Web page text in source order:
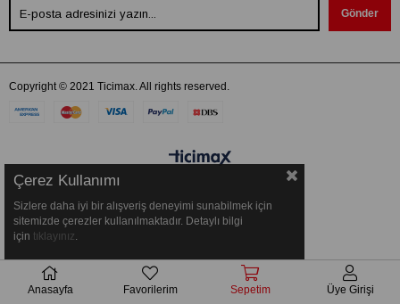
Gönder
Copyright © 2021 Ticimax. All rights reserved.
Çerez Kullanımı
Sizlere daha iyi bir alışveriş deneyimi sunabilmek için
sitemizde çerezler kullanılmaktadır. Detaylı bilgi
için tıklayınız.
Anasayfa Favorilerim Sepetim Üye Girişi